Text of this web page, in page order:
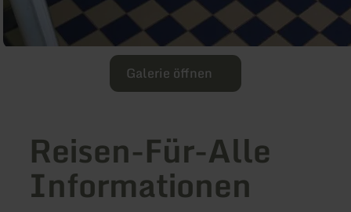
Galerie öffnen
Reisen-Für-Alle
Informationen